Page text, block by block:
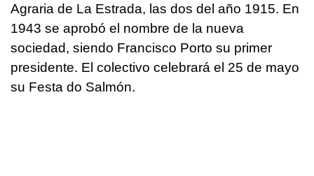
Agraria de La Estrada, las dos del año 1915. En
1943 se aprobó el nombre de la nueva
sociedad, siendo Francisco Porto su primer
presidente. El colectivo celebrará el 25 de mayo
su Festa do Salmón.